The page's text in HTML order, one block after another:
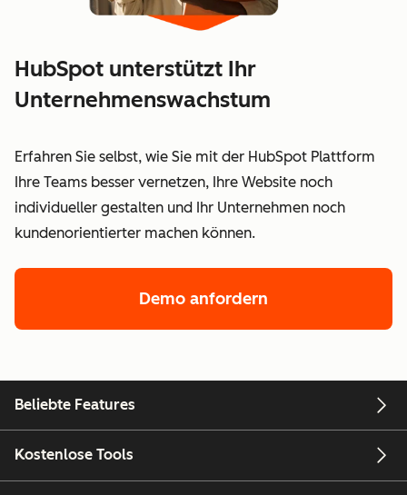
HubSpot unterstützt Ihr
Unternehmenswachstum
Erfahren Sie selbst, wie Sie mit der HubSpot Plattform
Ihre Teams besser vernetzen, Ihre Website noch
individueller gestalten und Ihr Unternehmen noch
kundenorientierter machen können.
Demo anfordern
Beliebte Features
Kostenlose Tools